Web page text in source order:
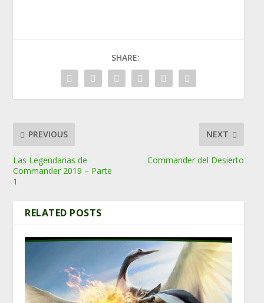
SHARE:
PREVIOUS
Las Legendarias de
Commander 2019 – Parte
1
NEXT
Commander del Desierto
RELATED POSTS